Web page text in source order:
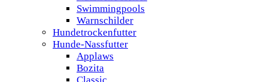
Swimmingpools
Warnschilder
Hundetrockenfutter
Hunde-Nassfutter
Applaws
Bozita
Classic